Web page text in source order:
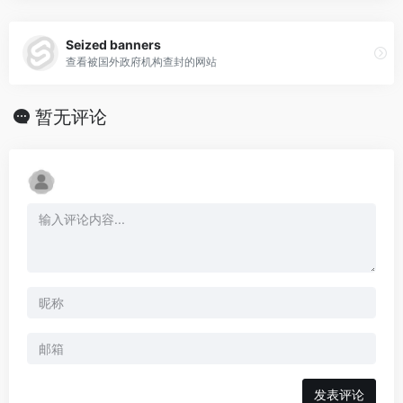
Seized banners
查看被国外政府机构查封的网站
暂无评论
发表评论